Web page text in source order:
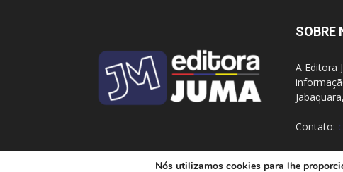
SOBRE
A Editora
Contato:
Nós utilizamos cookies para lhe